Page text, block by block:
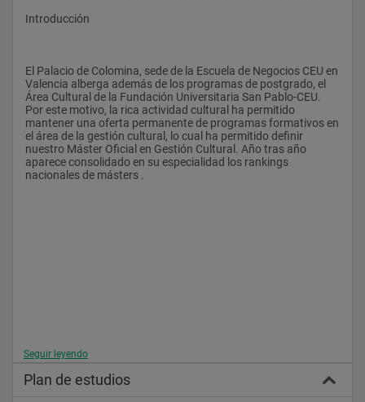
Introducción
El Palacio de Colomina, sede de la Escuela de Negocios CEU en
Valencia alberga además de los programas de postgrado, el
Área Cultural de la Fundación Universitaria San Pablo-CEU.
Por este motivo, la rica actividad cultural ha permitido
mantener una oferta permanente de programas formativos en
el área de la gestión cultural, lo cual ha permitido definir
nuestro Máster Oficial en Gestión Cultural. Año tras año
aparece consolidado en su especialidad los rankings
nacionales de másters .
Seguir leyendo
Plan de estudios